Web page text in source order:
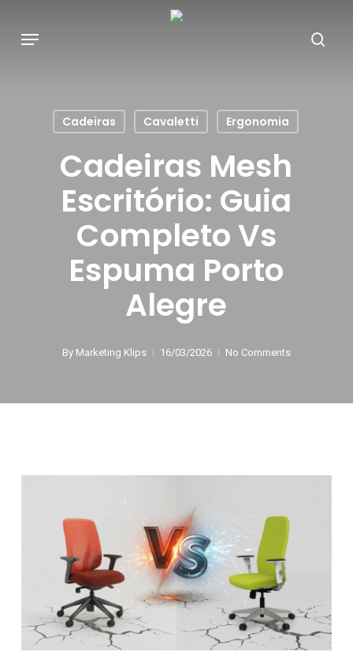
Cadeiras Cavaletti Ergonomia
Cadeiras Mesh
Escritório: Guia
Completo Vs
Espuma Porto
Alegre
By Marketing Klips 16/03/2026 No Comments